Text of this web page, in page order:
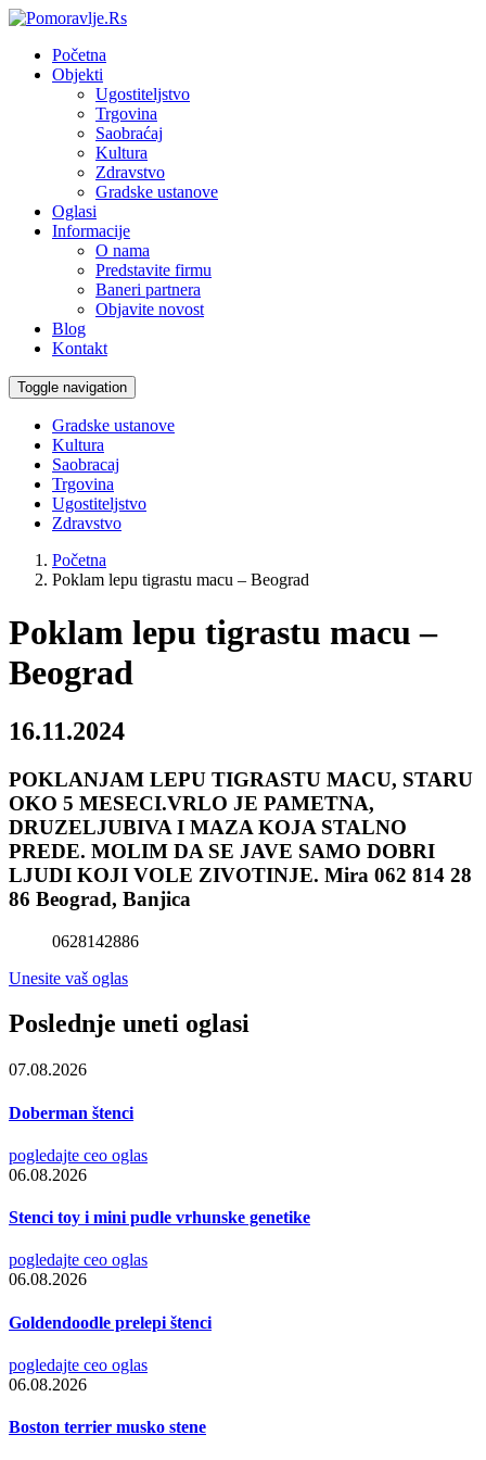
Početna
Objekti
Ugostiteljstvo
Trgovina
Saobraćaj
Kultura
Zdravstvo
Gradske ustanove
Oglasi
Informacije
O nama
Predstavite firmu
Baneri partnera
Objavite novost
Blog
Kontakt
Toggle navigation
Gradske ustanove
Kultura
Saobracaj
Trgovina
Ugostiteljstvo
Zdravstvo
Početna
Poklam lepu tigrastu macu – Beograd
Poklam lepu tigrastu macu –
Beograd
16.11.2024
POKLANJAM LEPU TIGRASTU MACU, STARU
OKO 5 MESECI.VRLO JE PAMETNA,
DRUZELJUBIVA I MAZA KOJA STALNO
PREDE. MOLIM DA SE JAVE SAMO DOBRI
LJUDI KOJI VOLE ZIVOTINJE. Mira 062 814 28
86 Beograd, Banjica
0628142886
Unesite vaš oglas
Poslednje uneti oglasi
07.08.2026
Doberman štenci
pogledajte ceo oglas
06.08.2026
Stenci toy i mini pudle vrhunske genetike
pogledajte ceo oglas
06.08.2026
Goldendoodle prelepi štenci
pogledajte ceo oglas
06.08.2026
Boston terrier musko stene